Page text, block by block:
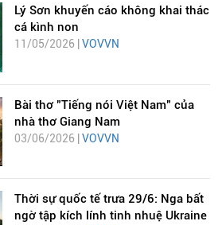
Lý Sơn khuyến cáo không khai thác
cá kình non
11/05/2026 | VOVVN
Bài thơ "Tiếng nói Việt Nam" của
nhà thơ Giang Nam
03/06/2026 | VOVVN
Thời sự quốc tế trưa 29/6: Nga bất
ngờ tập kích lính tinh nhuệ Ukraine